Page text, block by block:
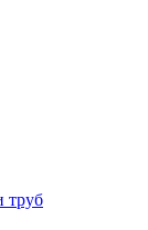
труб